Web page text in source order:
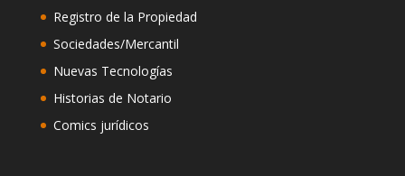
Registro de la Propiedad
Sociedades/Mercantil
Nuevas Tecnologías
Historias de Notario
Comics jurídicos